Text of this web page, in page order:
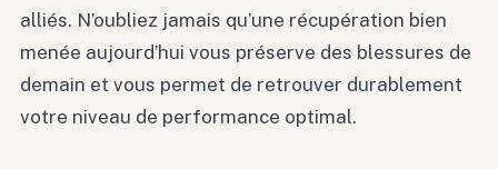
alliés. N’oubliez jamais qu’une récupération bien
menée aujourd’hui vous préserve des blessures de
demain et vous permet de retrouver durablement
votre niveau de performance optimal.